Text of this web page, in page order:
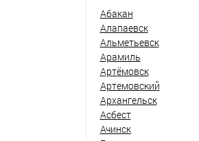
Абакан
Алапаевск
Альметьевск
Арамиль
Артёмовск
Артемовский
Архангельск
Асбест
Ачинск